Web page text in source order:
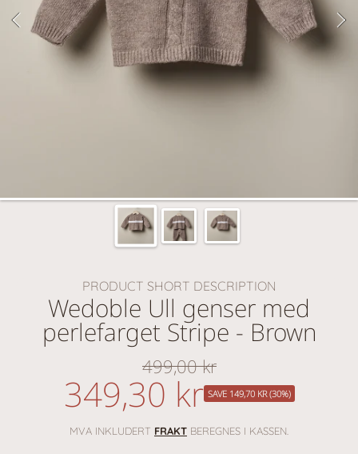
PRODUCT SHORT DESCRIPTION
Wedoble Ull genser med
perlefarget Stripe - Brown
Vanlig
pris
499,00 kr
nedsatt
pris
349,30 kr SAVE 149,70 KR (30%)
MVA INKLUDERT FRAKT BEREGNES I KASSEN.